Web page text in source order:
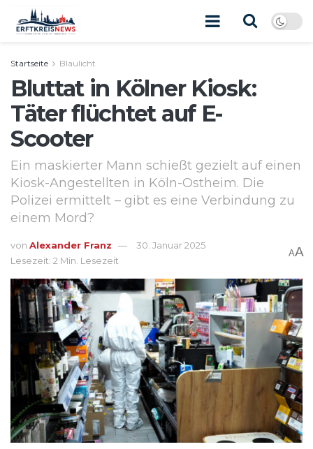
Startseite Blaulicht
Bluttat in Kölner Kiosk:
Täter flüchtet auf E-
Scooter
Ein maskierter Mann schießt gezielt auf einen
Kiosk-Angestellten in Köln-Ostheim. Die
Polizei ermittelt – gibt es eine Verbindung zu
einem Mord?
von Alexander Franz
30. Januar 2025
Lesezeit: 2 Min. Lesezeit
AA